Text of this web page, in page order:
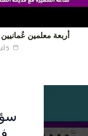
أربعة معلمين عُمانيين